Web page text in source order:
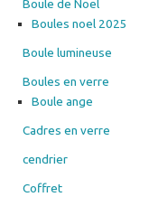
Boule de Noel
Boules noel 2025
Boule lumineuse
Boules en verre
Boule ange
Cadres en verre
cendrier
Coffret